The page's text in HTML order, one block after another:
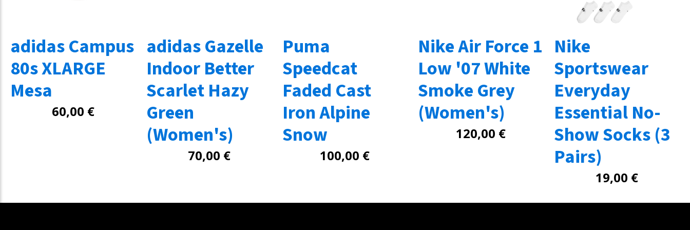
adidas Campus
80s XLARGE
Mesa
60,00 €
adidas Gazelle
Indoor Better
Scarlet Hazy
Green
(Women's)
70,00 €
Puma
Speedcat
Faded Cast
Iron Alpine
Snow
100,00 €
Nike Air Force 1
Low '07 White
Smoke Grey
(Women's)
120,00 €
Nike
Sportswear
Everyday
Essential No-
Show Socks (3
Pairs)
19,00 €